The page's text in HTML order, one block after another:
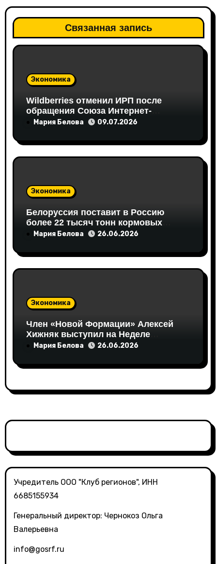
з
п
м
Связанная запись
Экономика
Wildberries отменил ИРП после
обращения Союза Интернет-
Торговли
Мария Белова 09.07.2026
Экономика
Белоруссия поставит в Россию
более 22 тысяч тонн кормовых
аминокислот
Мария Белова 26.06.2026
Экономика
Член «Новой Формации» Алексей
Хижняк выступил на Неделе
российского ритейла с
социально ответственного бизнеса
Мария Белова 26.06.2026
Учредитель ООО "Клуб регионов", ИНН
6685155934
Генеральный директор: Чернокоз Ольга
Валерьевна
info@gosrf.ru